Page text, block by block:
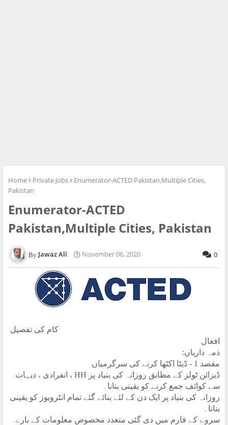
Home Private Jobs
Enumerator-ACTED Pakistan,Multiple Cities,
Pakistan
Enumerator-ACTED
Pakistan,Multiple Cities, Pakistan
Jawaz Ali November 06, 2020 0
کام کی تفصیل
افعال
ذمہ داریاں:
مقصد 1 - ڈیٹا اکٹھا کرنے کی سرگرمیاں
ڈیزائن ٹولز کے مطابق روزانہ کی بنیاد پر HH ، انفرادی ، دیہات
سے کوائف جمع کرنے کو یقینی بنانا۔
روزانہ کی بنیاد پر ایک دن کے لئے بنائے گئے تمام انٹرویوز کو یقینی
بنانا۔
سروے کے فارم میں دی گئی متعدد مخصوص معلومات کے بارے